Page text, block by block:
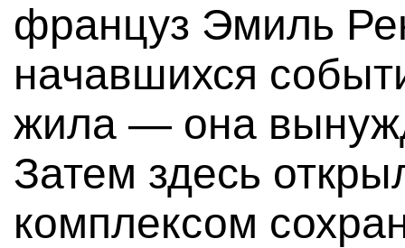
француз Эмиль
начавшихся
жила — она
Затем здесь
комплексом